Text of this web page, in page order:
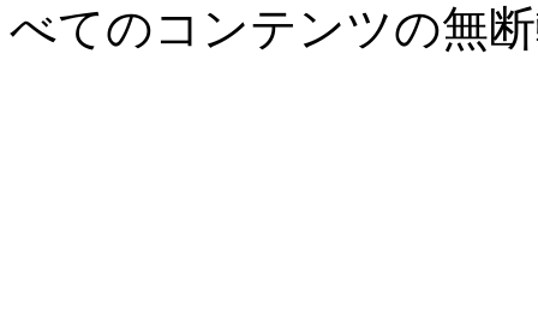
べてのコンテンツの無